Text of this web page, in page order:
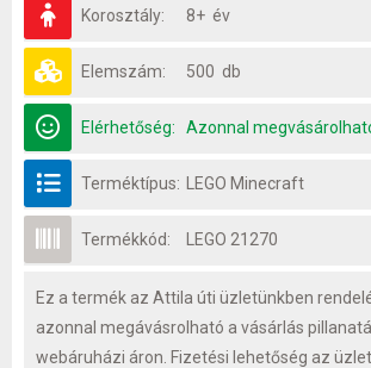
Korosztály: 8+ év
Elemszám: 500 db
Elérhetőség: Azonnal
Terméktípus: LEGO Minecraft
Termékkód: LEGO 21270
Ez a termék az Attila úti üzletünkben
azonnal megávásrolható a vásárlás
webáruházi áron. Fizetési lehetőség az